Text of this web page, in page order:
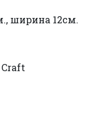
ширина 12см.